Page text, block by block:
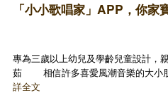
「小小歌唱家」APP，你家
專為三歲以上幼兒及學齡兒童設計，
茹 相信許多喜愛風潮音樂的大小朋
詳全文